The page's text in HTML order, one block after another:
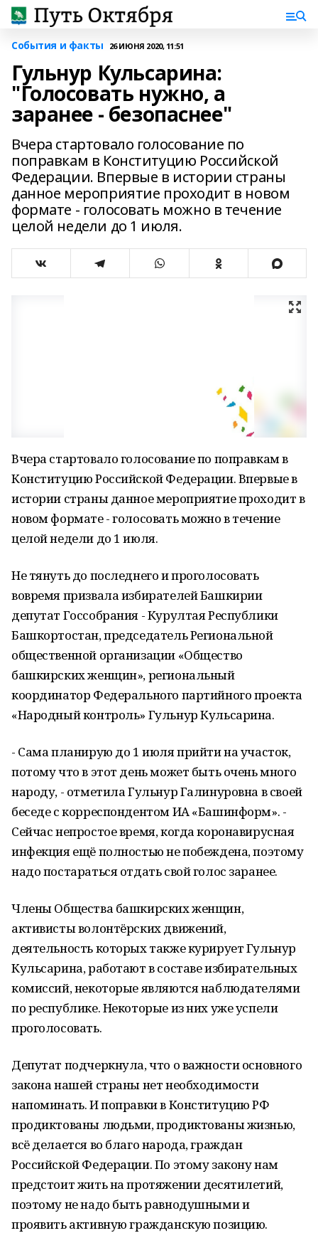
События и факты 26 ИЮНЯ 2020, 11:51
Гульнур Кульсарина:
"Голосовать нужно, а
заранее - безопаснее"
Вчера стартовало голосование по
поправкам в Конституцию Российской
Федерации. Впервые в истории страны
данное мероприятие проходит в новом
формате - голосовать можно в течение
целой недели до 1 июля.
Вчера стартовало голосование по поправкам в
Конституцию Российской Федерации. Впервые в
истории страны данное мероприятие проходит в
новом формате - голосовать можно в течение
целой недели до 1 июля.
Не тянуть до последнего и проголосовать
вовремя призвала избирателей Башкирии
депутат Госсобрания - Курултая Республики
Башкортостан, председатель Региональной
общественной организации «Общество
башкирских женщин», региональный
координатор Федерального партийного проекта
«Народный контроль» Гульнур Кульсарина.
- Сама планирую до 1 июля прийти на участок,
потому что в этот день может быть очень много
народу, - отметила Гульнур Галинуровна в своей
беседе с корреспондентом ИА «Башинформ». -
Сейчас непростое время, когда коронавирусная
инфекция ещё полностью не побеждена, поэтому
надо постараться отдать свой голос заранее.
Члены Общества башкирских женщин,
активисты волонтёрских движений,
деятельность которых также курирует Гульнур
Кульсарина, работают в составе избирательных
комиссий, некоторые являются наблюдателями
по республике. Некоторые из них уже успели
проголосовать.
Депутат подчеркнула, что о важности основного
закона нашей страны нет необходимости
напоминать. И поправки в Конституцию РФ
продиктованы людьми, продиктованы жизнью,
всё делается во благо народа, граждан
Российской Федерации. По этому закону нам
предстоит жить на протяжении десятилетий,
поэтому не надо быть равнодушными и
проявить активную гражданскую позицию.